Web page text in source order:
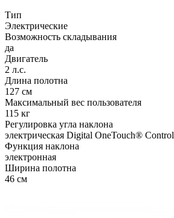
Тип
Электрические
Возможность складывания
да
Двигатель
2 л.с.
Длина полотна
127 см
Максимальный вес пользователя
115 кг
Регулировка угла наклона
электрическая Digital OneTouch® Control
Функция наклона
электронная
Ширина полотна
46 см